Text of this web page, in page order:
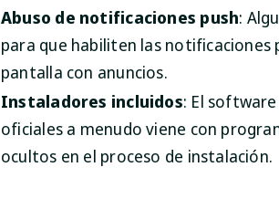
Abuso de notificaciones push:
para que habiliten las notificaciones
pantalla con anuncios.
Instaladores incluidos: El
oficiales a menudo viene con
ocultos en el proceso de instalación.